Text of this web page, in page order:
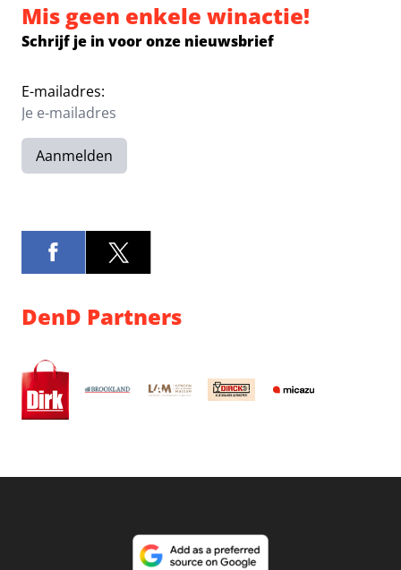
Mis geen enkele winactie!
Schrijf je in voor onze nieuwsbrief
E-mailadres:
Aanmelden
DenD Partners